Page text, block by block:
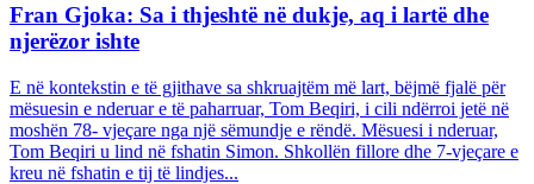
Fran Gjoka: Sa i thjeshtë në dukje, aq i lartë dhe
njerëzor ishte
E në kontekstin e të gjithave sa shkruajtëm më lart, bëjmë fjalë për
mësuesin e nderuar e të paharruar, Tom Beqiri, i cili ndërroi jetë në
moshën 78- vjeçare nga një sëmundje e rëndë. Mësuesi i nderuar,
Tom Beqiri u lind në fshatin Simon. Shkollën fillore dhe 7-vjeçare e
kreu në fshatin e tij të lindjes...